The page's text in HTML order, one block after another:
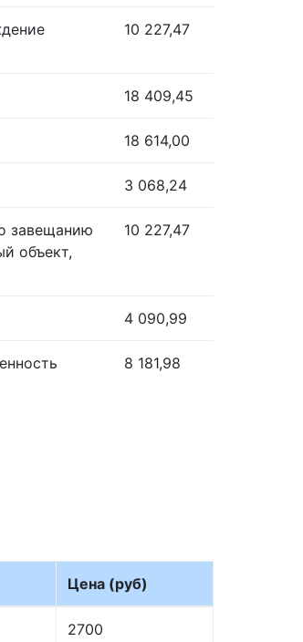
10 227,47
18 409,45
18 614,00
3 068,24
завещанию
объект,
10 227,47
4 090,99
8 181,98
Цена (руб)
2700